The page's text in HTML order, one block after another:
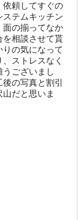
依頼してすぐの
ステムキッチン
面の揃ってなか
を相談させて貰
りの気になって
ストレスなく
ございまし
の写真と割引
だと思いま